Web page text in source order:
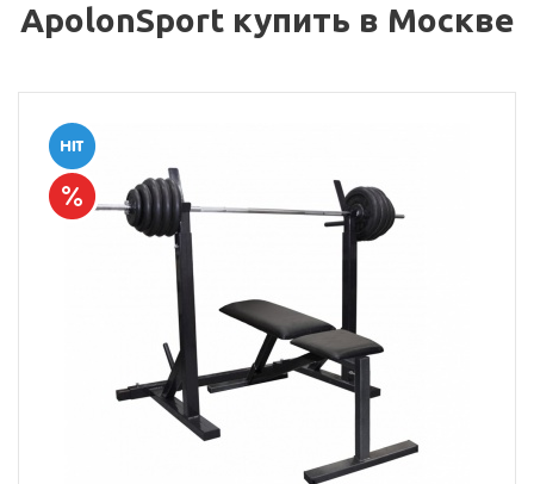
ApolonSport купить в Москве